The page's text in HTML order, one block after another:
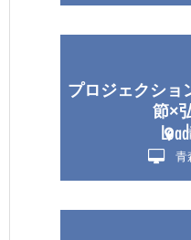
プロジェクショ
節×
青